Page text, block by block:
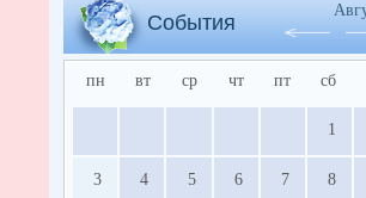
События
пн вт ср чт пт сб
1
3 4 5 6 7 8